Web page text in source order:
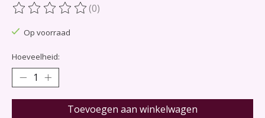
De beoordeling van dit product is
(0)
Op voorraad
Hoeveelheid:
Toevoegen aan winkelwagen